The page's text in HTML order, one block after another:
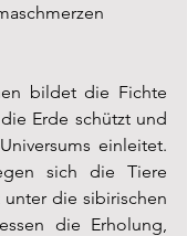
bildet die Fichte
Erde schützt und
einleitet.
sich die Tiere
unter die sibirischen
die Erholung,